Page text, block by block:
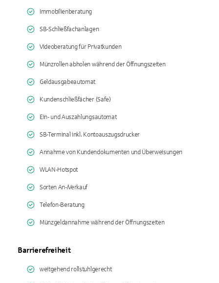
Immobilienberatung
SB-Schließfachanlagen
Videoberatung für Privatkunden
Münzrollen abholen während der Öffnungszeiten
Geldausgabeautomat
Kundenschließfächer (Safe)
Ein- und Auszahlungsautomat
SB-Terminal inkl. Kontoauszugsdrucker
Annahme von Kundendokumenten und Überweisungen
WLAN-Hotspot
Sorten An-/Verkauf
Telefon-Beratung
Münzgeldannahme während der Öffnungszeiten
Barrierefreiheit
weitgehend rollstuhlgerecht